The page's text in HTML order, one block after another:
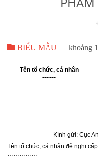
 BIỂU MẪU khoảng
Tên tổ chức, cá nhân
-------
Kính gửi: Cục
Tên tổ chức, cá nhân đề nghị
……………